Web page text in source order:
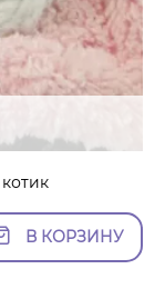
В КОРЗИНУ